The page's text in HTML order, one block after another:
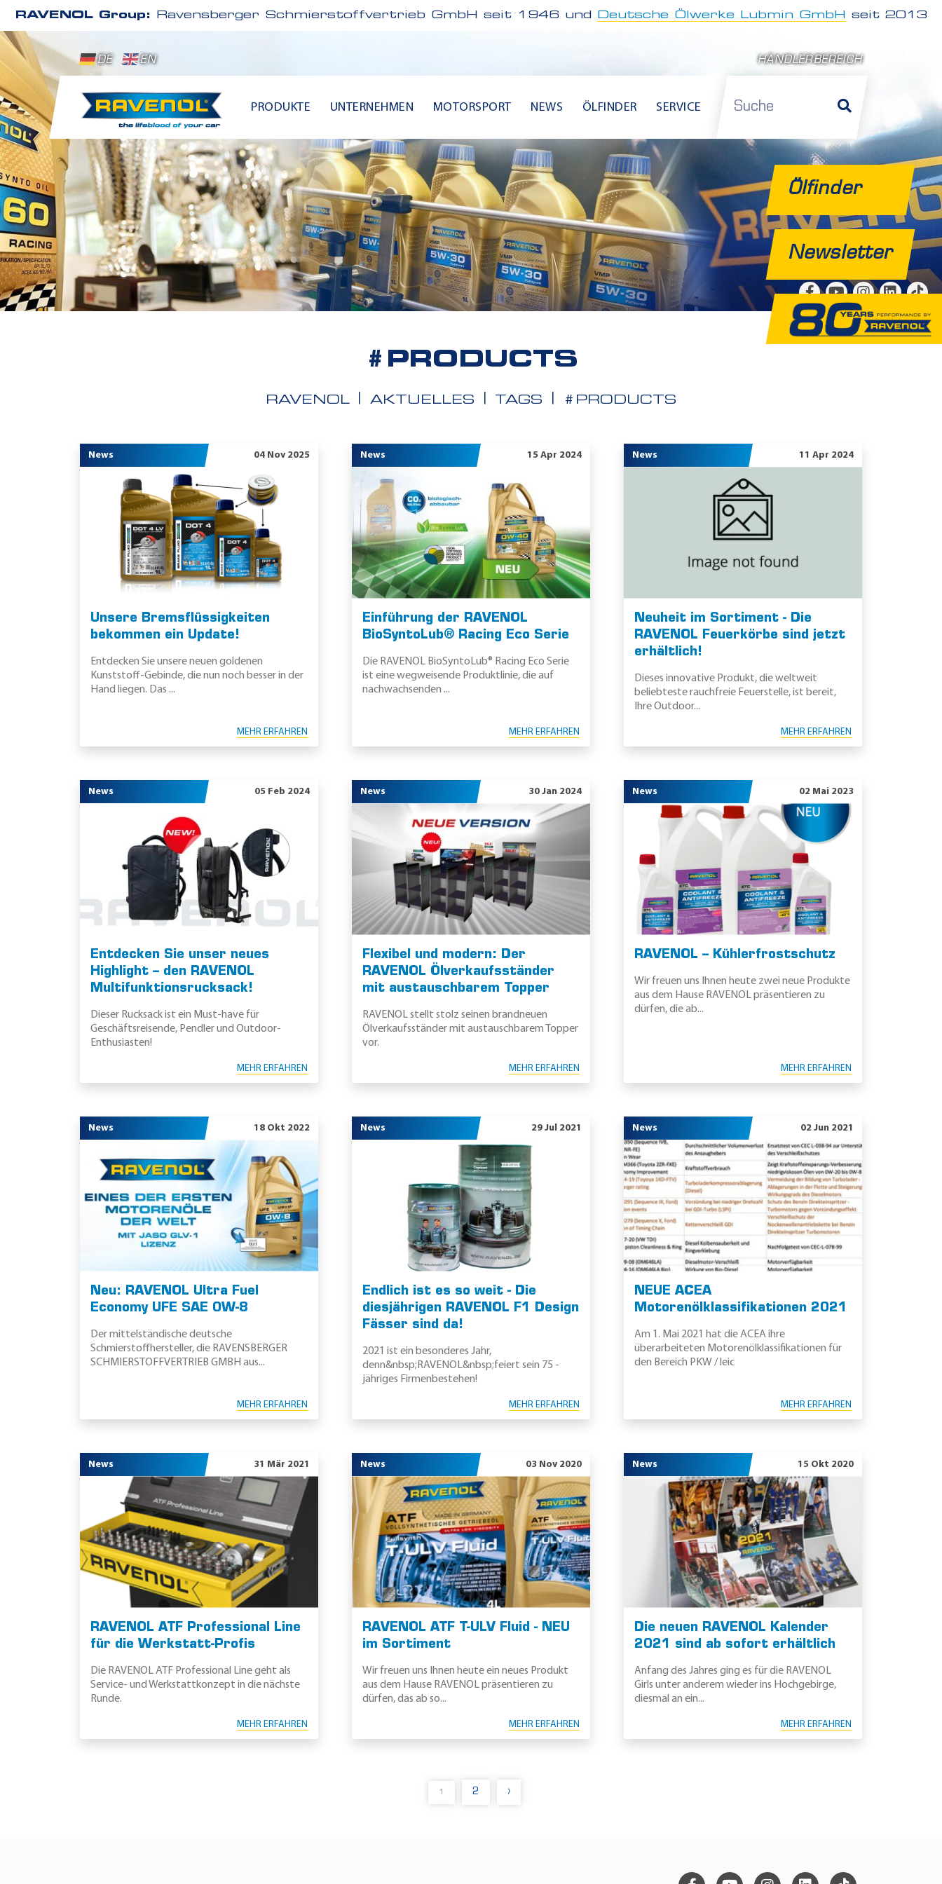
RAVENOL Group: Ravensberger Schmierstoffvertrieb GmbH seit 1946 und Deutsche Ölwerke Lubmin GmbH seit 2013
DE EN HÄNDLERBEREICH
PRODUKTE UNTERNEHMEN MOTORSPORT NEWS ÖLFINDER SERVICE
Ölfinder
Newsletter
#PRODUCTS
RAVENOL AKTUELLES TAGS #PRODUCTS
News 04 Nov 2025
Unsere Bremsflüssigkeiten
bekommen ein Update!
Entdecken Sie unsere neuen goldenen
Kunststoff-Gebinde, die nun noch besser in der
Hand liegen. Das ...
MEHR ERFAHREN
News 15 Apr 2024
Einführung der RAVENOL
BioSyntoLub® Racing Eco Serie
Die RAVENOL BioSyntoLub® Racing Eco Serie
ist eine wegweisende Produktlinie, die auf
nachwachsenden ...
MEHR ERFAHREN
News 11 Apr 2024
Neuheit im Sortiment - Die
RAVENOL Feuerkörbe sind jetzt
erhältlich!
Dieses innovative Produkt, die weltweit
beliebteste rauchfreie Feuerstelle, ist bereit,
Ihre Outdoor...
MEHR ERFAHREN
News 05 Feb 2024
Entdecken Sie unser neues
Highlight – den RAVENOL
Multifunktionsrucksack!
Dieser Rucksack ist ein Must-have für
Geschäftsreisende, Pendler und Outdoor-
Enthusiasten!
MEHR ERFAHREN
News 30 Jan 2024
Flexibel und modern: Der
RAVENOL Ölverkaufsständer
mit austauschbarem Topper
RAVENOL stellt stolz seinen brandneuen
Ölverkaufsständer mit austauschbarem Topper
vor.
MEHR ERFAHREN
News 02 Mai 2023
RAVENOL – Kühlerfrostschutz
Wir freuen uns Ihnen heute zwei neue Produkte
aus dem Hause RAVENOL präsentieren zu
dürfen, die ab...
MEHR ERFAHREN
News 18 Okt 2022
Neu: RAVENOL Ultra Fuel
Economy UFE SAE 0W-8
Der mittelständische deutsche
Schmierstoffhersteller, die RAVENSBERGER
SCHMIERSTOFFVERTRIEB GMBH aus...
MEHR ERFAHREN
News 29 Jul 2021
Endlich ist es so weit - Die
diesjährigen RAVENOL F1 Design
Fässer sind da!
2021 ist ein besonderes Jahr,
denn&nbsp;RAVENOL&nbsp;feiert sein 75 -
jähriges Firmenbestehen!
MEHR ERFAHREN
News 02 Jun 2021
NEUE ACEA
Motorenölklassifikationen 2021
Am 1. Mai 2021 hat die ACEA ihre
überarbeiteten Motorenölklassifikationen für
den Bereich PKW / leic
MEHR ERFAHREN
News 31 Mär 2021
RAVENOL ATF Professional Line
für die Werkstatt-Profis
Die RAVENOL ATF Professional Line geht als
Service- und Werkstattkonzept in die nächste
Runde.
MEHR ERFAHREN
News 03 Nov 2020
RAVENOL ATF T-ULV Fluid - NEU
im Sortiment
Wir freuen uns Ihnen heute ein neues Produkt
aus dem Hause RAVENOL präsentieren zu
dürfen, das ab so...
MEHR ERFAHREN
News 15 Okt 2020
Die neuen RAVENOL Kalender
2021 sind ab sofort erhältlich
Anfang des Jahres ging es für die RAVENOL
Girls unter anderem wieder ins Hochgebirge,
diesmal an ein...
MEHR ERFAHREN
1 2 ›